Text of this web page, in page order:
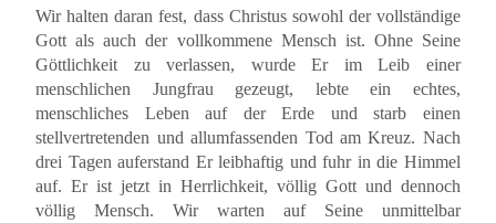
Wir halten daran fest, dass Christus sowohl der vollständige
Gott als auch der vollkommene Mensch ist. Ohne Seine
Göttlichkeit zu verlassen, wurde Er im Leib einer
menschlichen Jungfrau gezeugt, lebte ein echtes,
menschliches Leben auf der Erde und starb einen
stellvertretenden und allumfassenden Tod am Kreuz. Nach
drei Tagen auferstand Er leibhaftig und fuhr in die Himmel
auf. Er ist jetzt in Herrlichkeit, völlig Gott und dennoch
völlig Mensch. Wir warten auf Seine unmittelbar